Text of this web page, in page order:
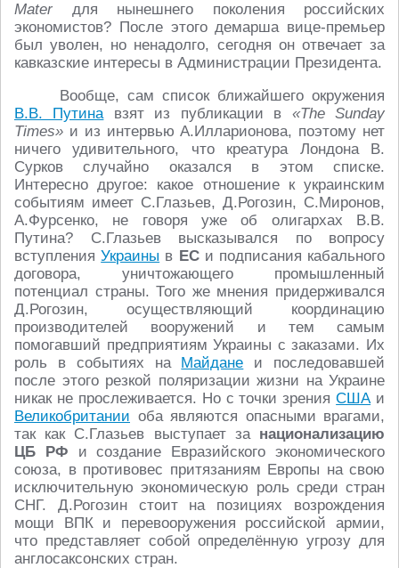
Mater для нынешнего поколения российских
экономистов? После этого демарша вице-премьер
был уволен, но ненадолго, сегодня он отвечает за
кавказские интересы в Администрации Президента.
Вообще, сам список ближайшего окружения
В.В. Путинавзят из публикации в «The Sunday
Times» и из интервью А.Илларионова, поэтому нет
ничего удивительного, что креатура Лондона В.
Сурков случайно оказался в этом списке.
Интересно другое: какое отношение к украинским
событиям имеет С.Глазьев, Д.Рогозин, С.Миронов,
А.Фурсенко, не говоря уже об олигархах В.В.
Путина? С.Глазьев высказывался по вопросу
вступленияУкраины в ЕСи подписания кабального
договора, уничтожающего промышленный
потенциал страны. Того же мнения придерживался
Д.Рогозин, осуществляющий координацию
производителей вооружений и тем самым
помогавший предприятиям Украины с заказами. Их
роль в событиях на Майдане и последовавшей
после этого резкой поляризации жизни на Украине
никак не прослеживается. Но с точки зренияСШАи
Великобритании оба являются опасными врагами,
так как С.Глазьев выступает за национализацию
ЦБ РФ и создание Евразийского экономического
союза, в противовес притязаниям Европы на свою
исключительную экономическую роль среди стран
СНГ. Д.Рогозин стоит на позициях возрождения
мощи ВПК и перевооружения российской армии,
что представляет собой определённую угрозу для
англосаксонских стран.